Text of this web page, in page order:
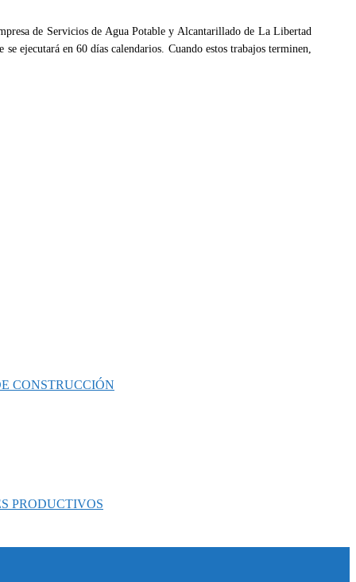
de Servicios de Agua Potable y Alcantarillado de La Libertad
ejecutará en 60 días calendarios. Cuando estos trabajos terminen,
CONSTRUCCIÓN
PRODUCTIVOS